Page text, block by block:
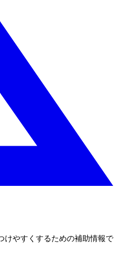
けやすくするための補助情報で